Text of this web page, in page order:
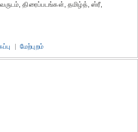
திரைப்படங்கள், தமிழ்த், ஸ்ரீ,
| மேற்புறம்